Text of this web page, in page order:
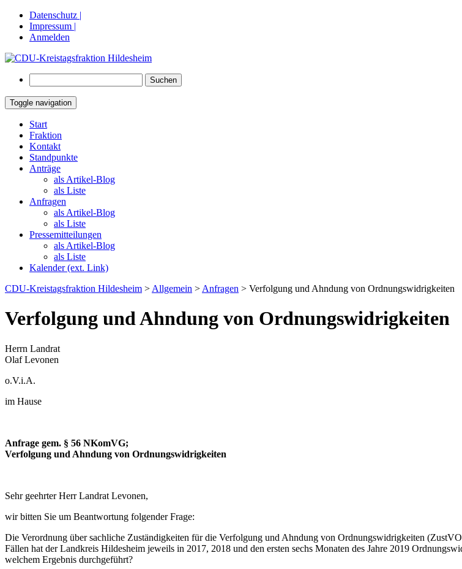
Datenschutz |
Impressum |
Anmelden
nach:
Toggle navigation
Springe
zum
Inhalt
Start
Fraktion
Kontakt
Standpunkte
Anträge
als Artikel-Blog
als Liste
Anfragen
als Artikel-Blog
als Liste
Pressemitteilungen
als Artikel-Blog
als Liste
Kalender (ext. Link)
CDU-Kreistagsfraktion Hildesheim > Allgemein > Anfragen > Verfolgung und Ahndung von Ordnungswidrigkeiten
Verfolgung und Ahndung von Ordnungswidrigkeiten
Herrn Landrat
Olaf Levonen
o.V.i.A.
im Hause
Anfrage gem. § 56 NKomVG;
Verfolgung und Ahndung von Ordnungswidrigkeiten
Sehr geehrter Herr Landrat Levonen,
wir bitten Sie um Beantwortung folgender Frage:
Die Verordnung über sachliche Zuständigkeiten für die Verfolgung und Ahndung von Ordnungswidrigkeiten
Fällen hat der Landkreis Hildesheim jeweils in 2017, 2018 und den ersten sechs Monaten des Jahre 2019
welchem Ergebnis durchgeführt?